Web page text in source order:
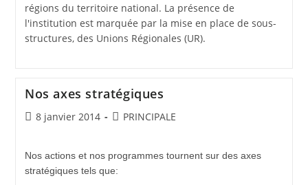
régions du territoire national. La présence de
l'institution est marquée par la mise en place de sous-
structures, des Unions Régionales (UR).
Nos axes stratégiques
8 janvier 2014 PRINCIPALE
Nos actions et nos programmes tournent sur des axes
stratégiques tels que: